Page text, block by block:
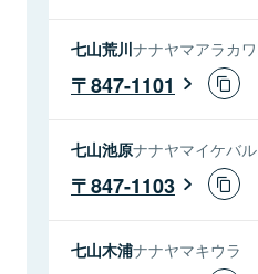
七山荒川ナナヤマアラカワ
847-1101
七山池原ナナヤマイケバル
847-1103
七山木浦ナナヤマキウラ